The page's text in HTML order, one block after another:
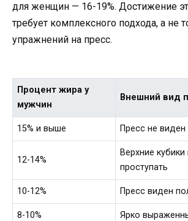
для женщин — 16-19%. Достижение
требует комплексного подхода, а не
упражнений на пресс.
Процент жира у
мужчин
Внешний вид
15% и выше Пресс не виден
12-14%
Верхние
проступать
10-12% Пресс виден
8-10% Ярко